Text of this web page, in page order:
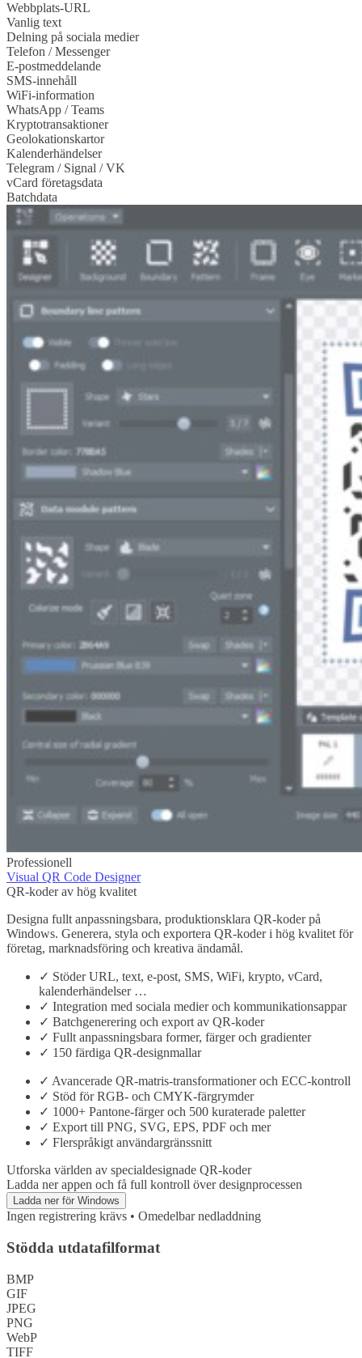
Webbplats-URL
Vanlig text
Delning på sociala medier
Telefon / Messenger
E-postmeddelande
SMS-innehåll
WiFi-information
WhatsApp / Teams
Kryptotransaktioner
Geolokationskartor
Kalenderhändelser
Telegram / Signal / VK
vCard företagsdata
Batchdata
Professionell
Visual QR Code Designer
QR-koder av hög kvalitet
Designa fullt anpassningsbara, produktionsklara QR-koder på
Windows. Generera, styla och exportera QR-koder i hög kvalitet för
företag, marknadsföring och kreativa ändamål.
✓ Stöder URL, text, e-post, SMS, WiFi, krypto, vCard,
kalenderhändelser …
✓ Integration med sociala medier och kommunikationsappar
✓ Batchgenerering och export av QR-koder
✓ Fullt anpassningsbara former, färger och gradienter
✓ 150 färdiga QR-designmallar
✓ Avancerade QR-matris-transformationer och ECC-kontroll
✓ Stöd för RGB- och CMYK-färgrymder
✓ 1000+ Pantone-färger och 500 kuraterade paletter
✓ Export till PNG, SVG, EPS, PDF och mer
✓ Flerspråkigt användargränssnitt
Utforska världen av specialdesignade QR-koder
Ladda ner appen och få full kontroll över designprocessen
Ladda ner för Windows
Ingen registrering krävs • Omedelbar nedladdning
Stödda utdatafilformat
BMP
GIF
JPEG
PNG
WebP
TIFF